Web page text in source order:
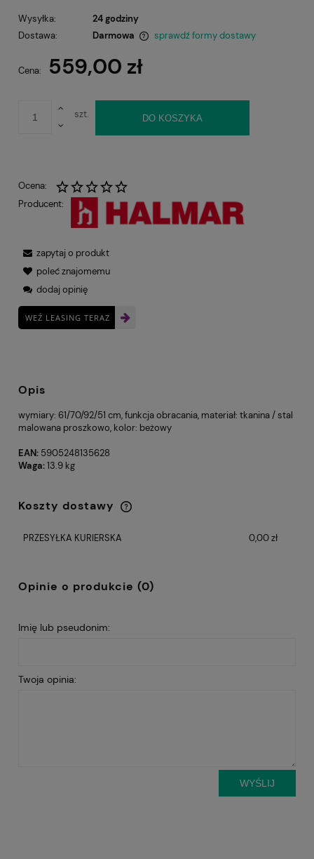
Wysyłka:
24 godziny
Dostawa:
Darmowa
sprawdź formy dostawy
Cena: 559,00 zł
szt. DO KOSZYKA
Ocena:
Producent:
zapytaj o produkt
poleć znajomemu
dodaj opinię
WEŹ LEASING TERAZ
Opis
wymiary: 61/70/92/51 cm, funkcja obracania, materiał: tkanina / stal
malowana proszkowo, kolor: beżowy
EAN: 5905248135628
Waga:13.9 kg
Koszty dostawy
Cena nie zawiera ewentualnych kosztów
PRZESYŁKA KURIERSKA
0,00 zł
Opinie o produkcie (0)
Imię lub pseudonim:
Twoja opinia:
WYŚLIJ